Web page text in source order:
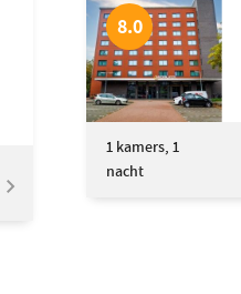
8.0
1 kamers, 1
nacht